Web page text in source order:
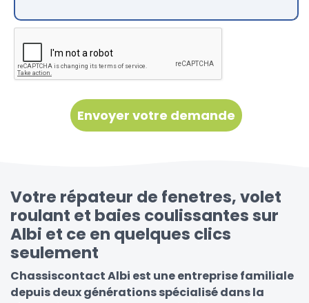
Votre répateur de fenetres, volet
roulant et baies coulissantes sur
Albi et ce en quelques clics
seulement
Chassiscontact Albi est une entreprise familiale
depuis deux générations spécialisé dans la